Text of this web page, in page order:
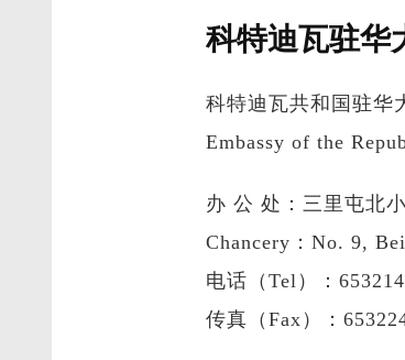
离婚的话 DS-
@老陈有话说
在申请美国移民时
@老陈有话说
科特迪瓦驻华
科特迪瓦共和国驻华
Embassy of the
办 公 处：三里屯北
Chancery：No. 9,
电话（Tel）：
传真（Fax）：